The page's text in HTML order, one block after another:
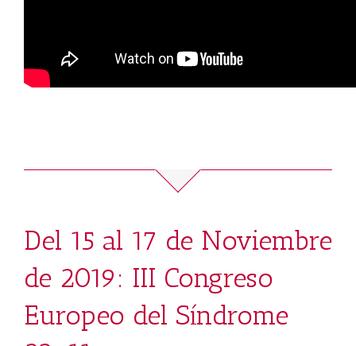
Del 15 al 17 de Noviembre
de 2019: III Congreso
Europeo del Síndrome